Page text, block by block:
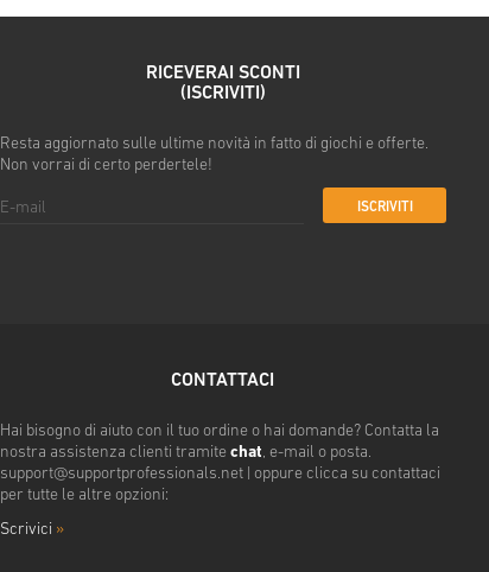
RICEVERAI SCONTI
(ISCRIVITI)
Resta aggiornato sulle ultime novità in fatto di giochi e offerte.
Non vorrai di certo perdertele!
ISCRIVITI
CONTATTACI
Hai bisogno di aiuto con il tuo ordine o hai domande? Contatta la
nostra assistenza clienti tramite chat, e-mail o posta.
support@supportprofessionals.net| oppure clicca su contattaci
per tutte le altre opzioni:
Scrivici »